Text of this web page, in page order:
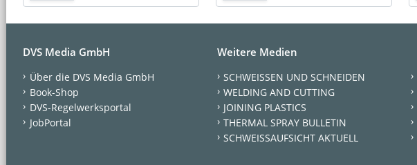
DVS Media GmbH
Über die DVS Media GmbH
Book-Shop
DVS-Regelwerksportal
JobPortal
Weitere Medien
SCHWEISSEN UND SCHNEIDEN
WELDING AND CUTTING
JOINING PLASTICS
THERMAL SPRAY BULLETIN
SCHWEISSAUFSICHT AKTUELL